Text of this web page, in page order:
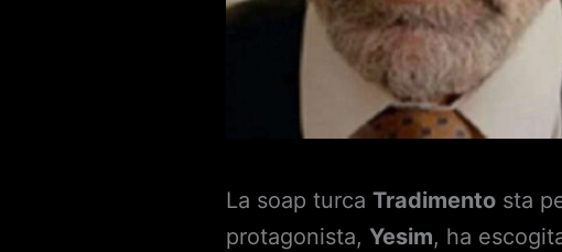
La soap turcaTradimento sta
protagonista,Yesim, ha